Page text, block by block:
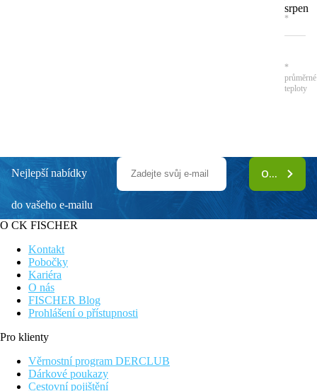
srpen
*
*
průměrné
teploty
Nejlepší nabídky
do vašeho e-mailu
ODEBÍRAT
O CK FISCHER
Kontakt
Pobočky
Kariéra
O nás
FISCHER Blog
Prohlášení o přístupnosti
Pro klienty
Věrnostní program DERCLUB
Dárkové poukazy
Cestovní pojištění